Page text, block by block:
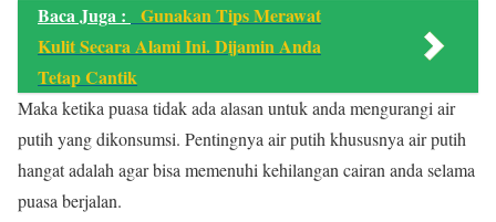
Baca Juga :
Gunakan Tips Merawat
Kulit Secara Alami Ini. Dijamin Anda
Tetap Cantik
Maka ketika puasa tidak ada alasan untuk anda mengurangi air
putih yang dikonsumsi. Pentingnya air putih khususnya air putih
hangat adalah agar bisa memenuhi kehilangan cairan anda selama
puasa berjalan.